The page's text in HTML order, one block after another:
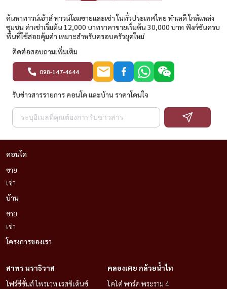
ค้นหาทาวน์เฮ้าส์ ทาวน์โฮมขายและเช่า ในทั่วประเทศไทย ทำเลดี ใกล้แหล่ง
ชุมชน ค่าเช่าเริ่มต้น 12,000 บาทราคาขายเริ่มต้น 30,000 บาท ฟังก์ชันครบ
พื้นที่ใช้สอยคุ้มค่า เหมาะสำหรับครอบครัวยุคใหม่
ติดต่อสอบถามเพิ่มเติม
098-147-4644
รับข่าวสารรายการ คอนโด และบ้าน ราคาโดนใจ
คอนโด
ขาย
เช่า
บ้าน
ขาย
เช่า
โครงการของเรา
สาทร นราธิวาส
โฟร์ซีซั่นส์ ไพรเวท เรสซิเด้นซ์
คลองเตย กล้วยน้ำไท
โคโค่ พาร์ค พระราม 4